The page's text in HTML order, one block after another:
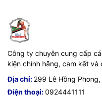
Công ty chuyên cung cấp
kiện chính hãng, cam kết và
Địa chỉ: 299 Lê Hồng
Điện thoại:0924441111